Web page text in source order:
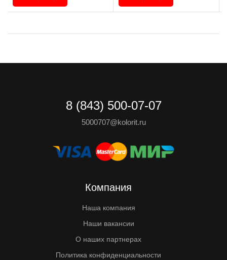
8 (843) 500-07-07
5000707@kolorit.ru
Компания
Наша компания
Наши вакансии
О наших партнерах
Политика конфиденциальности